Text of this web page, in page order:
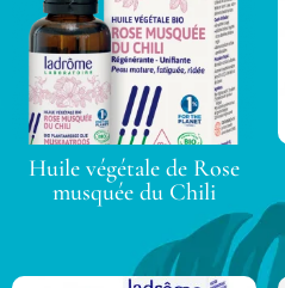
Huile végétale de Rose
musquée du Chili